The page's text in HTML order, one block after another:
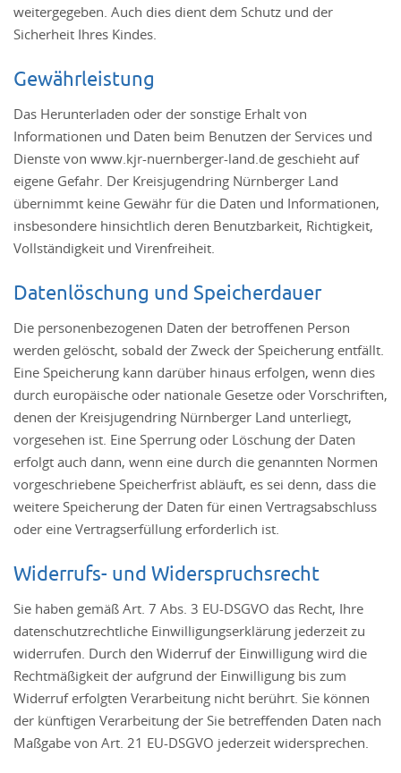
weitergegeben. Auch dies dient dem Schutz und der
Sicherheit Ihres Kindes.
Gewährleistung
Das Herunterladen oder der sonstige Erhalt von
Informationen und Daten beim Benutzen der Services und
Dienste von www.kjr-nuernberger-land.de geschieht auf
eigene Gefahr. Der Kreisjugendring Nürnberger Land
übernimmt keine Gewähr für die Daten und Informationen,
insbesondere hinsichtlich deren Benutzbarkeit, Richtigkeit,
Vollständigkeit und Virenfreiheit.
Datenlöschung und Speicherdauer
Die personenbezogenen Daten der betroffenen Person
werden gelöscht, sobald der Zweck der Speicherung entfällt.
Eine Speicherung kann darüber hinaus erfolgen, wenn dies
durch europäische oder nationale Gesetze oder Vorschriften,
denen der Kreisjugendring Nürnberger Land unterliegt,
vorgesehen ist. Eine Sperrung oder Löschung der Daten
erfolgt auch dann, wenn eine durch die genannten Normen
vorgeschriebene Speicherfrist abläuft, es sei denn, dass die
weitere Speicherung der Daten für einen Vertragsabschluss
oder eine Vertragserfüllung erforderlich ist.
Widerrufs- und Widerspruchsrecht
Sie haben gemäß Art. 7 Abs. 3 EU-DSGVO das Recht, Ihre
datenschutzrechtliche Einwilligungserklärung jederzeit zu
widerrufen. Durch den Widerruf der Einwilligung wird die
Rechtmäßigkeit der aufgrund der Einwilligung bis zum
Widerruf erfolgten Verarbeitung nicht berührt. Sie können
der künftigen Verarbeitung der Sie betreffenden Daten nach
Maßgabe von Art. 21 EU-DSGVO jederzeit widersprechen.